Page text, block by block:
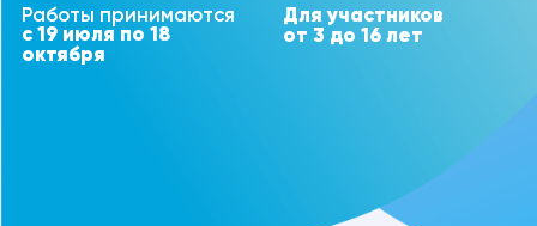
Работы принимаются
с 19 июля по 18
октября
Для участников
от 3 до 16 лет